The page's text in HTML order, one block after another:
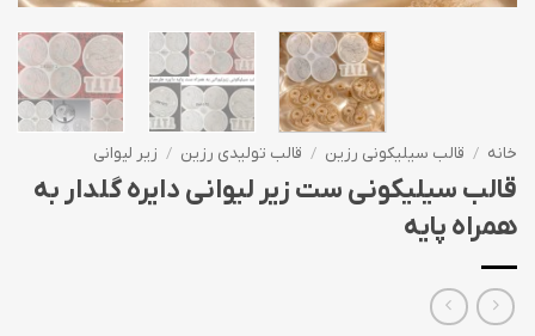
خانه / قالب سیلیکونی رزین / قالب تولیدی رزین / زیر لیوانی
قالب سیلیکونی ست زیر لیوانی دایره گلدار به
همراه پایه